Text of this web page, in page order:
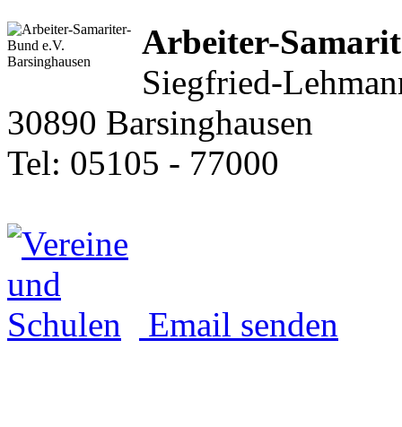
Arbeiter-
Siegfried-
30890 Barsinghausen
Tel: 05105 - 77000
Email senden